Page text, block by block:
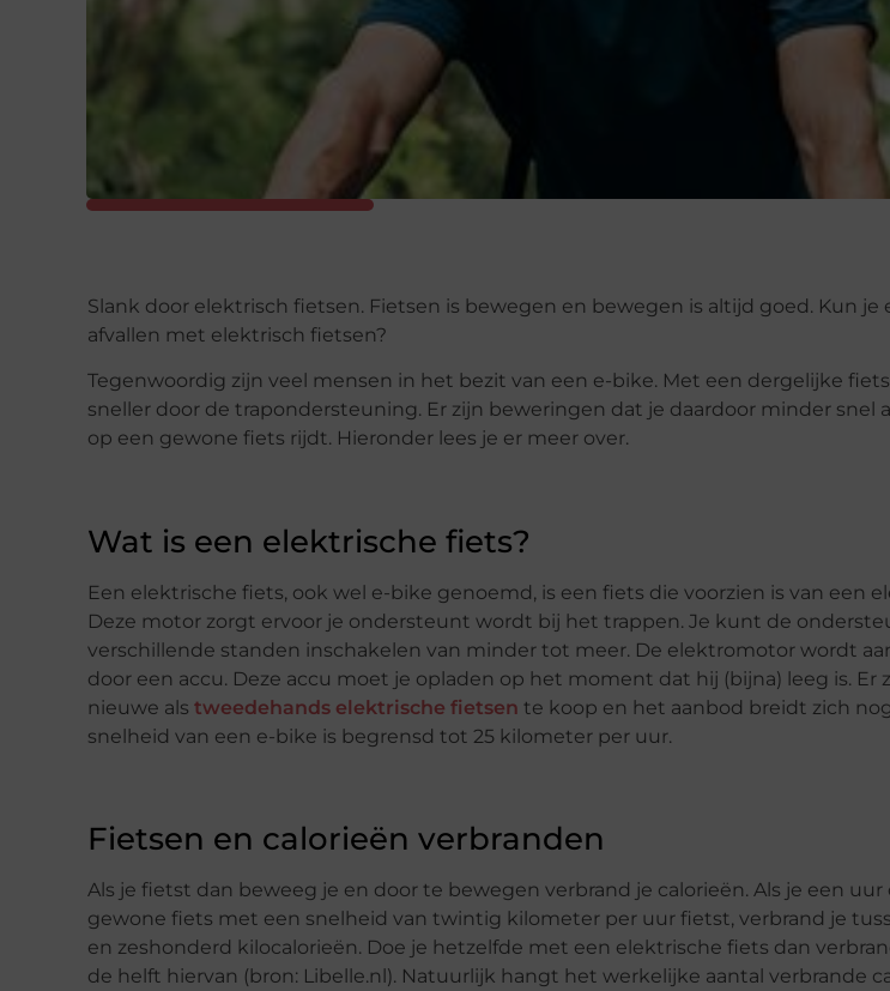
Slank door elektrisch fietsen. Fietsen is bewegen en bewegen is altijd goed. Kun je
afvallen met elektrisch fietsen?
Tegenwoordig zijn veel mensen in het bezit van een e-bike. Met een dergelijke
sneller door de trapondersteuning. Er zijn beweringen dat je daardoor minder snel
op een gewone fiets rijdt. Hieronder lees je er meer over.
Wat is een elektrische fiets?
Een elektrische fiets, ook wel e-bike genoemd, is een fiets die voorzien is van een
Deze motor zorgt ervoor je ondersteunt wordt bij het trappen. Je kunt de
verschillende standen inschakelen van minder tot meer. De elektromotor wordt
door een accu. Deze accu moet je opladen op het moment dat hij (bijna) leeg is. Er
nieuwe als tweedehands elektrische fietsen te koop en het aanbod breidt zich
snelheid van een e-bike is begrensd tot 25 kilometer per uur.
Fietsen en calorieën verbranden
Als je fietst dan beweeg je en door te bewegen verbrand je calorieën. Als je een uur
gewone fiets met een snelheid van twintig kilometer per uur fietst, verbrand je
en zeshonderd kilocalorieën. Doe je hetzelfde met een elektrische fiets dan
de helft hiervan (bron: Libelle.nl). Natuurlijk hangt het werkelijke aantal verbrande